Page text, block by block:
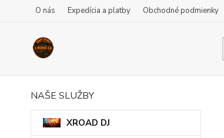
O nás Expedícia a platby Obchodné podmienky
NAŠE SLUŽBY
XROAD DJ